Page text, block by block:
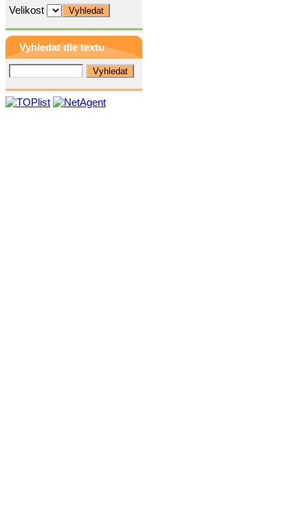
Velikost
Vyhledat dle textu